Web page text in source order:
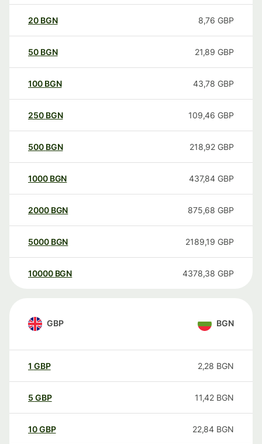
20 BGN 8,76 GBP
50 BGN 21,89 GBP
100 BGN 43,78 GBP
250 BGN 109,46 GBP
500 BGN 218,92 GBP
1000 BGN 437,84 GBP
2000 BGN 875,68 GBP
5000 BGN 2189,19 GBP
10000 BGN 4378,38 GBP
GBP BGN
1 GBP 2,28 BGN
5 GBP 11,42 BGN
10GBP 22,84 BGN